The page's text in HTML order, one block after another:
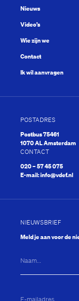
Nieuws
Video’s
Wie zijn we
Contact
Ik wil aanvragen
POSTADRES
Postbus 75461
1070 AL Amsterdam
CONTACT
020 – 57 45 075
E-mail:info@vdef.nl
NIEUWSBRIEF
Meld je aan voor de